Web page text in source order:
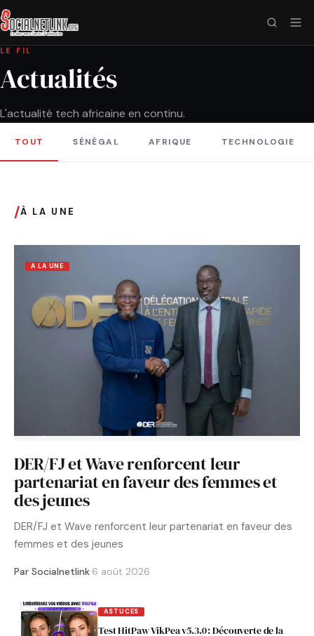
LE FIL
Actualités
L'actualité tech africaine en continu.
TOUT SÉNÉGAL AFRIQUE TECHNOLOGIE
/À LA UNE
A LA UNE
DER/FJ et Wave renforcent leur
partenariat en faveur des femmes et
des jeunes
DER/FJ et Wave renforcent leur partenariat en faveur des
femmes et des jeunes
Par Socialnetlink·6 août 2026
ASTUCES
Test HitPaw VikPea v5.3.0 : Découverte de la